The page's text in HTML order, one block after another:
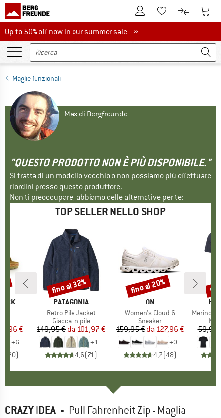
Al conto clienteAlla lista
Al Al
Up to 50% off now in our summer sale
Up to 50% off now in our summer sale »
Maglie funzionali
Max di Bergfreunde
"QUESTO PRODOTTO NON È PIÙ DISPONIBILE."
Si tratta di un modello vecchio o non possiamo più effettuare
riordini presso questo produttore.
Non ti preoccupare, abbiamo delle alternative per te:
TOP SELLER NELLO SHOP
ridotto
€
+6
20)
MARCHIO
PATAGONIA
Articolo
Retro Pile Jacket
Gruppo di prodotti
Giacca in pile
Prezzo
149,95 € Prezzo ridotto
da 101,97 €
+1
4,6(71)
Sconto
fino al 32%
MARCHIO
ON
Articolo
Women's Cloud 6
Gruppo di prodotti
Sneaker
Prezzo
159,95 € Prezzo ridotto
da 127,96 €
+9
4,7(48)
Sconto
fino al 20%
Articolo
MerinoMix150
59,95
CRAZY IDEA - Pull Fahrenheit Zip - Maglia